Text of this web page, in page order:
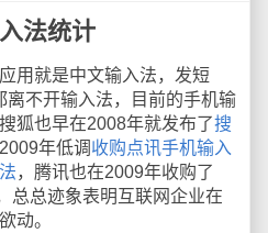
法统计
就是中文输入法，发短
离不开输入法，目前的手机输
狐也早在2008年就发布了搜
年低调 收购点讯手机输入
，腾讯也在2009年收购了
总总迹象表明互联网企业在
动。